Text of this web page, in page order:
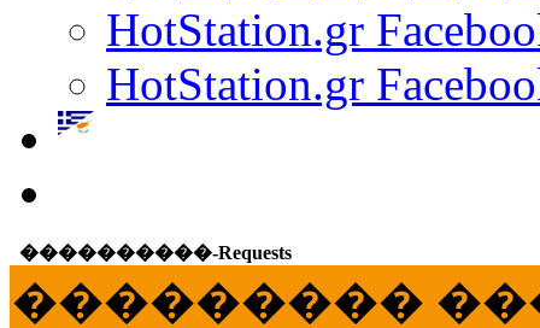
HotStation.gr
HotStation.gr
����������-Requests
���������